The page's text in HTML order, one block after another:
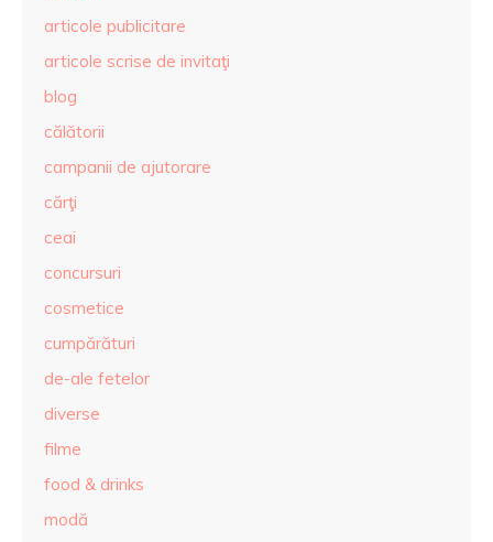
articole publicitare
articole scrise de invitaţi
blog
călătorii
campanii de ajutorare
cărţi
ceai
concursuri
cosmetice
cumpărături
de-ale fetelor
diverse
filme
food & drinks
modă